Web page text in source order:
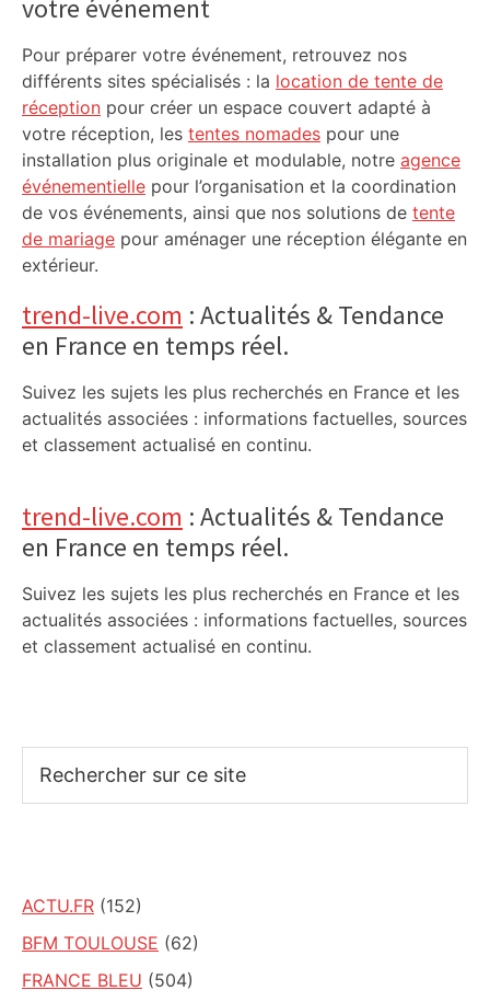
votre événement
Pour préparer votre événement, retrouvez nos
différents sites spécialisés : la location de tente de
réception pour créer un espace couvert adapté à
votre réception, les tentes nomades pour une
installation plus originale et modulable, notre agence
événementielle pour l’organisation et la coordination
de vos événements, ainsi que nos solutions de tente
de mariage pour aménager une réception élégante en
extérieur.
trend-live.com : Actualités & Tendance
en France en temps réel.
Suivez les sujets les plus recherchés en France et les
actualités associées : informations factuelles, sources
et classement actualisé en continu.
trend-live.com : Actualités & Tendance
en France en temps réel.
Suivez les sujets les plus recherchés en France et les
actualités associées : informations factuelles, sources
et classement actualisé en continu.
sur
ACTU.FR (152)
BFM TOULOUSE (62)
FRANCE BLEU (504)